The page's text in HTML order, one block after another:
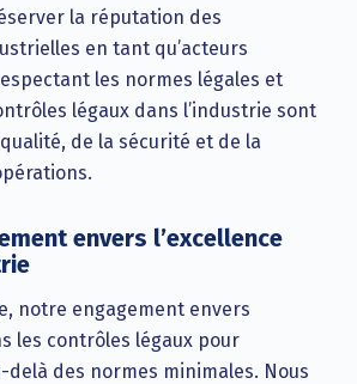
la réputation des
en tant qu’acteurs
les normes légales et
légaux dans l’industrie sont
de la sécurité et de la
envers l’excellence
notre engagement envers
les contrôles légaux pour
delà des normes minimales. Nous